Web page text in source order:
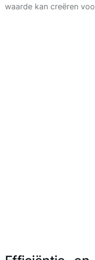
waarde kan creëren